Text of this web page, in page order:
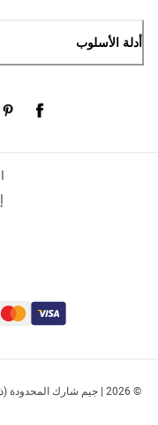
أدلة الأسلوب
© 2026 | جيم شارك المحدودة (ذ.م.م) | شركة الطاير إنسغنيا| جميع الحقوق محفوظة